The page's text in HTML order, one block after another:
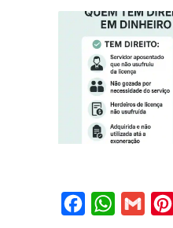
FacebookWhatsApp
Gmail